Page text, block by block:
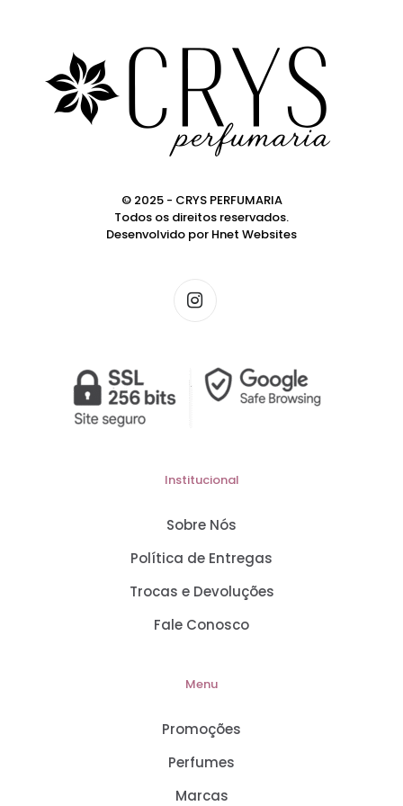
© 2025 - CRYS PERFUMARIA
Todos os direitos reservados.
Desenvolvido por Hnet Websites
Institucional
Sobre Nós
Política de Entregas
Trocas e Devoluções
Fale Conosco
Menu
Promoções
Perfumes
Marcas